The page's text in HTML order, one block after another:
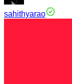
sahithyarao